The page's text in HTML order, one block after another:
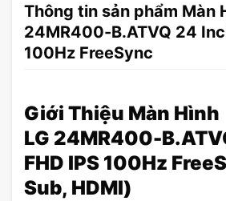
Thông tin sản phẩm Màn
24MR400-B.ATVQ 24
100Hz FreeSync
Giới Thiệu Màn Hình
LG 24MR400-
FHD IPS 100Hz
Sub, HDMI)